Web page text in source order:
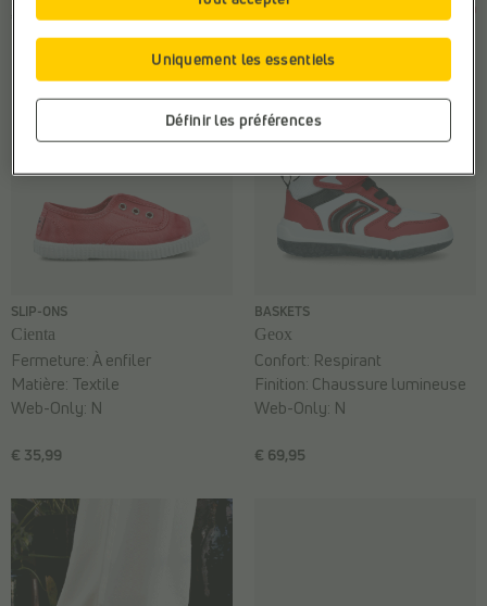
€ 45,99
SLIP-ONS
Cienta
€ 35,99
Fermeture:À enfiler
Matière: Textile
Web-Only: N
BASKETS
Geox
€ 69,95
Confort: Respirant
Finition: Chaussure lumineuse
Web-Only: N
Définir les préférences
Uniquement les essentiels